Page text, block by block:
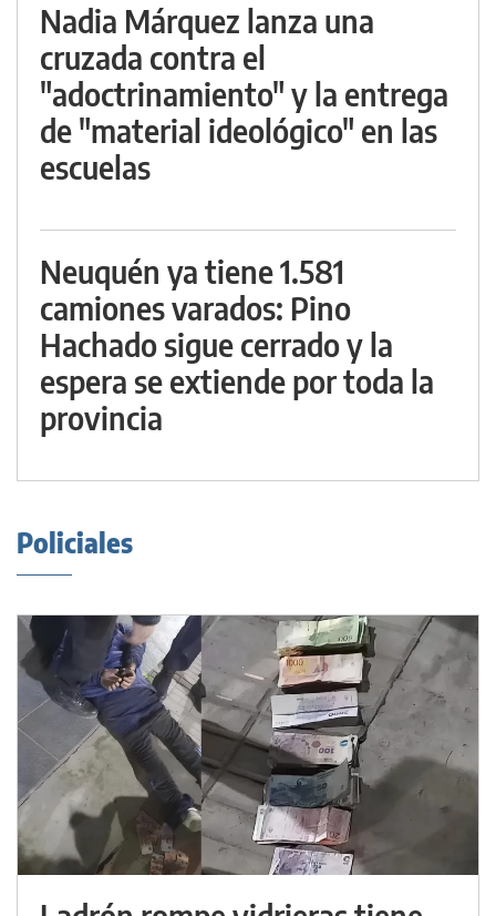
Nadia Márquez lanza una
cruzada contra el
"adoctrinamiento" y la entrega
de "material ideológico" en las
escuelas
Neuquén ya tiene 1.581
camiones varados: Pino
Hachado sigue cerrado y la
espera se extiende por toda la
provincia
Policiales